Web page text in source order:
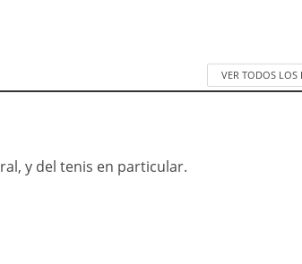
VER TODOS LOS
y del tenis en particular.